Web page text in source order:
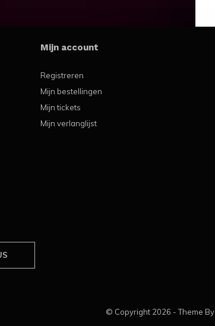
Mijn account
Registreren
Mijn bestellingen
Mijn tickets
Mijn verlanglijst
© Copyright 2026 - Theme By